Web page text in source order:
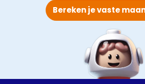
Bereken je vaste